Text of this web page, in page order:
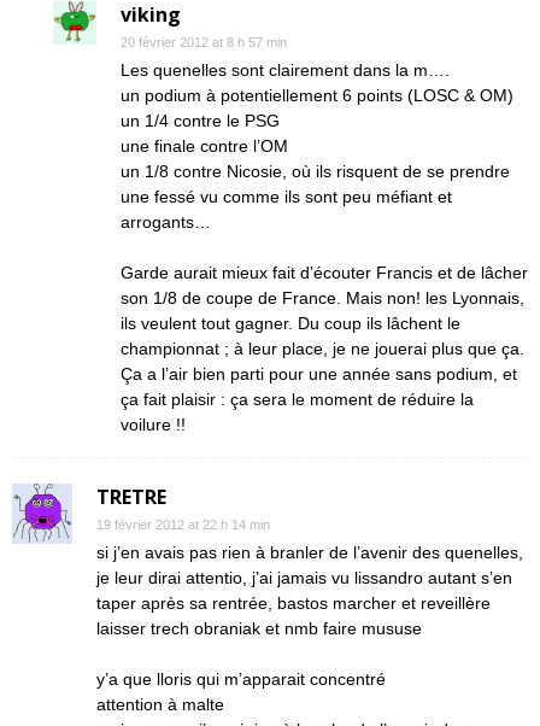
viking
20 février 2012 at 8 h 57 min
Les quenelles sont clairement dans la m….
un podium à potentiellement 6 points (LOSC & OM)
un 1/4 contre le PSG
une finale contre l’OM
un 1/8 contre Nicosie, où ils risquent de se prendre
une fessé vu comme ils sont peu méfiant et
arrogants…
Garde aurait mieux fait d’écouter Francis et de lâcher
son 1/8 de coupe de France. Mais non! les Lyonnais,
ils veulent tout gagner. Du coup ils lâchent le
championnat ; à leur place, je ne jouerai plus que ça.
Ça a l’air bien parti pour une année sans podium, et
ça fait plaisir : ça sera le moment de réduire la
voilure !!
TRETRE
19 février 2012 at 22 h 14 min
si j’en avais pas rien à branler de l’avenir des quenelles,
je leur dirai attentio, j’ai jamais vu lissandro autant s’en
taper après sa rentrée, bastos marcher et reveillère
laisser trech obraniak et nmb faire mususe
y’a que lloris qui m’apparait concentré
attention à malte